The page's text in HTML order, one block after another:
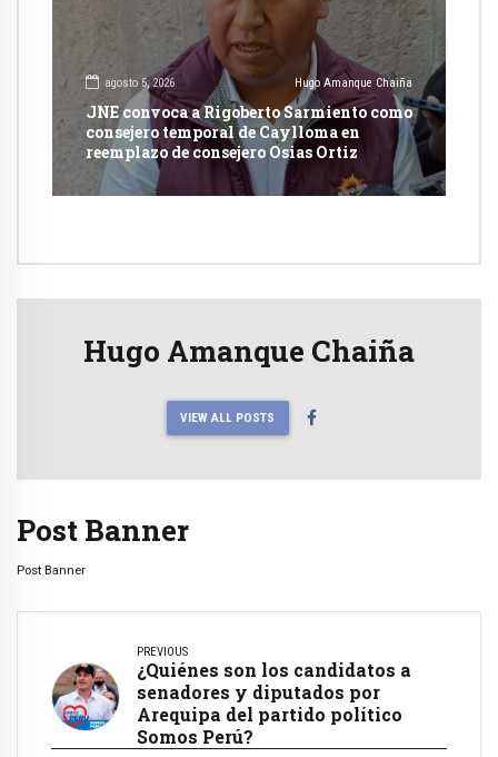
agosto 5, 2026 Hugo Amanque Chaiña
JNE convoca a Rigoberto Sarmiento como
consejero temporal de Caylloma en
reemplazo de consejero Osias Ortiz
Hugo Amanque Chaiña
VIEW ALL POSTS
Post Banner
Post Banner
PREVIOUS
¿Quiénes son los candidatos a
senadores y diputados por
Arequipa del partido político
Somos Perú?